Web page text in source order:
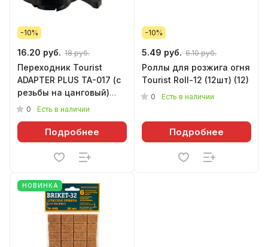
-10%
16.20 руб. 18 руб.
Переходник Tourist
ADAPTER PLUS TA-017 (с
резьбы на цанговый)
(<Свойства не
0 Есть в наличии
Подробнее
-10%
5.49 руб. 6.10 руб.
Роллы для розжига огня
Tourist Roll-12 (12шт) (12)
0 Есть в наличии
Подробнее
НОВИНКА